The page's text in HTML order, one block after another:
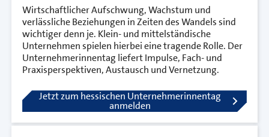
Wirtschaftlicher Aufschwung, Wachstum und
verlässliche Beziehungen in Zeiten des Wandels sind
wichtiger denn je. Klein- und mittelständische
Unternehmen spielen hierbei eine tragende Rolle. Der
Unternehmerinnentag liefert Impulse, Fach- und
Praxisperspektiven, Austausch und Vernetzung.
Jetzt zum hessischen Unternehmerinnentag
anmelden